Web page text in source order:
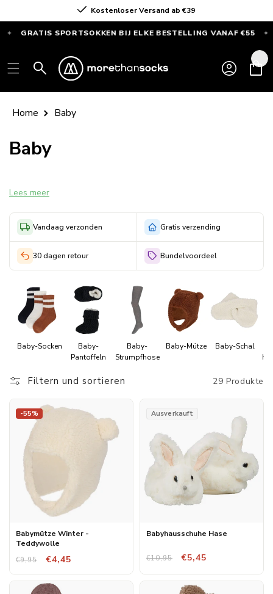
Kostenloser Versand ab €39
GRATIS SPORTSOKKEN BIJ ELKE BESTELLING VANAF €55 ✦
SPORTSOKKEN
bij
elke
bestelling
€55
maand
Einloggen
Home Baby
K
t
e
g
o
e
Baby
Lees meer
Vandaag verzonden Gratis verzending
30 dagen retour Bundelvoordeel
Baby-Socken
Baby-
Pantoffeln
Baby-
Strumpfhose
Baby-Mütze
Baby-Schal
Filtern und sortieren 29 Produkte
-55%
Babymütze Winter -
Teddywolle
€9,95 €4,45
Ausverkauft
Babyhausschuhe Hase
€10,95 €5,45